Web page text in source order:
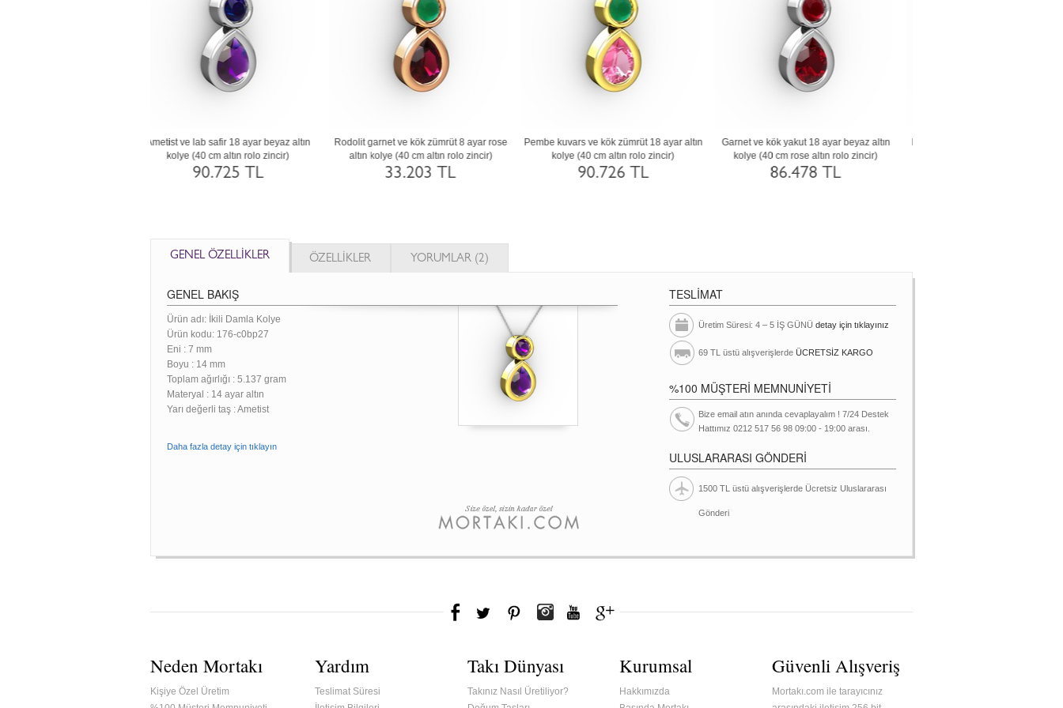
Peridot ve ametist 18 ayar altın kolye (40
cm rose altın rolo zincir)
90.689 TL
Dumanlı kuvars ve pırlanta 18 ayar rose
altın kolye (0.5 karat, 40 cm rose altın rolo
zincir)
Pembe kuvars ve swarovski 18 ayar beyaz
altın kolye (40 cm beyaz altın rolo zincir)
86.404 TL
Sitrin ve dumanlı kuvars 14 ayar beyaz
altın kolye (40 cm rose altın rolo zincir)
63.315 TL
GENEL ÖZELLİKLER ÖZELLİKLER YORUMLAR (2)
GENEL BAKIŞ
Ürün adı: İkili Damla Kolye
Ürün kodu: 176-c0bp27
Eni : 7 mm
Boyu : 14 mm
Toplam ağırlığı : 5.137 gram
Materyal : 14 ayar altın
Yarı değerli taş : Ametist
Daha fazla detay için tıklayın
TESLİMAT
Üretim Süresi: 4 – 5 İŞ GÜNÜ detay için tıklayınız
69 TL üstü alışverişlerde ÜCRETSİZ KARGO
%100 MÜŞTERİ MEMNUNİYETİ
Bize email atın anında cevaplayalım ! 7/24 Destek
Hattımız 0212 517 56 98 09:00 - 19:00 arası.
ULUSLARARASI GÖNDERİ
1500 TL üstü alışverişlerde Ücretsiz Uluslararası
Gönderi
Neden Mortakı
Kişiye Özel Üretim
Yardım
Teslimat Süresi
Takı Dünyası
Takınız Nasıl Üretiliyor?
Kurumsal
Hakkımızda
Güvenli Alışveriş
Mortakı.com ile tarayıcınız